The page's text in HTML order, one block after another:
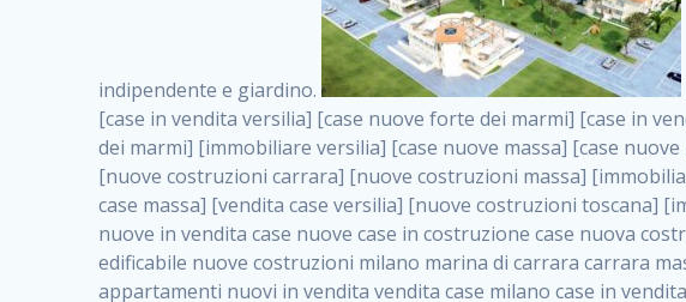
indipendente e giardino.